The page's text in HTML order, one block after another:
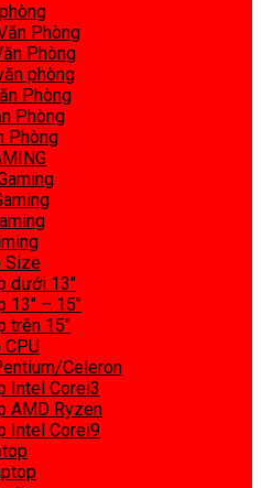
Phòng
Phòng
phòng
Phòng
Phòng
Phòng
Size
dưới 13″
13″ – 15″
trên 15″
Celeron
Intel Corei3
AMD Ryzen
Intel Corei9